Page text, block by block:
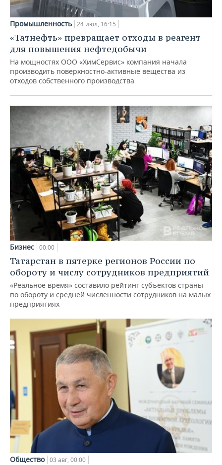
Промышленность 24 июл, 16:15
«Татнефть» превращает отходы в реагент
для повышения нефтедобычи
На мощностях ООО «ХимСервис» компания начала
производить поверхностно-активные вещества из
отходов собственного производства
Бизнес 00:00
Татарстан в пятерке регионов России по
обороту и числу сотрудников предприятий
«Реальное время» составило рейтинг субъектов страны
по обороту и средней численности сотрудников на малых
предприятиях
Общество 03 авг, 00:00